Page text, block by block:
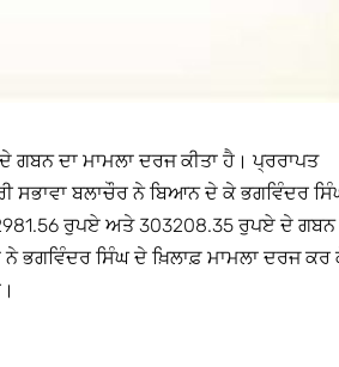
ਗਬਨ ਦਾ ਮਾਮਲਾ ਦਰਜ ਕੀਤਾ ਹੈ। ਪ੍ਰਰਾਪਤ
ਸਭਾਵਾ ਬਲਾਚੌਰ ਨੇ ਬਿਆਨ ਦੇ ਕੇ ਭਗਵਿੰਦਰ
ਰੁਪਏ ਅਤੇ 303208.35 ਰੁਪਏ ਦੇ ਗਬਨ
ਭਗਵਿੰਦਰ ਸਿੰਘ ਦੇ ਖ਼ਿਲਾਫ਼ ਮਾਮਲਾ ਦਰਜ ਕਰ